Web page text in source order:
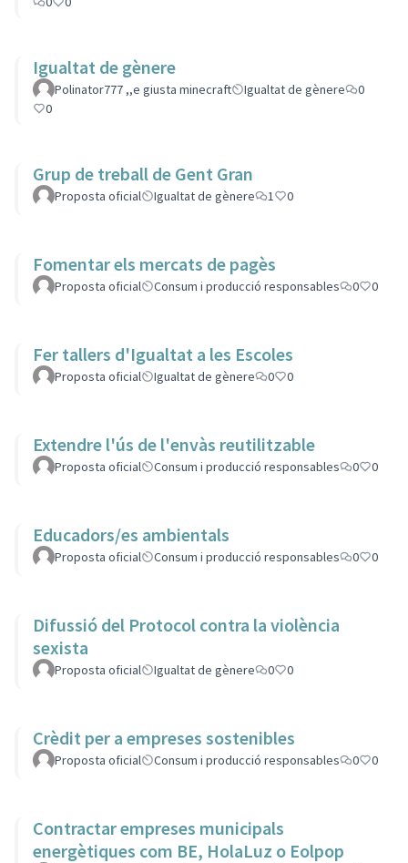
Igualtat de gènere
Polinator777 ,,e giusta minecraft Igualtat de gènere
0
0
Grup de treball de Gent Gran
Proposta oficial Igualtat de gènere 1 0
Fomentar els mercats de pagès
Proposta oficial Consum i producció responsables 0 0
Fer tallers d'Igualtat a les Escoles
Proposta oficial Igualtat de gènere 0 0
Extendre l'ús de l'envàs reutilitzable
Proposta oficial Consum i producció responsables 0 0
Educadors/es ambientals
Proposta oficial Consum i producció responsables 0 0
Difussió del Protocol contra la violència
sexista
Proposta oficial Igualtat de gènere 0 0
Crèdit per a empreses sostenibles
Proposta oficial Consum i producció responsables 0 0
Contractar empreses municipals
energètiques com BE, HolaLuz o Eolpop